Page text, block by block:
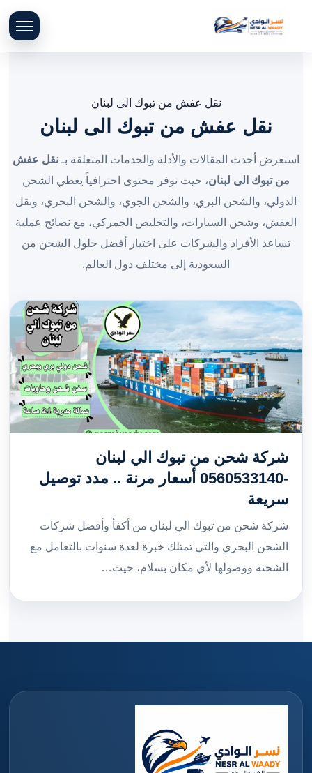
نقل عفش من تبوك الى لبنان
نقل عفش من تبوك الى لبنان
استعرض أحدث المقالات والأدلة والخدمات المتعلقة بـ نقل عفش
من تبوك الى لبنان، حيث نوفر محتوى احترافياً يغطي الشحن
الدولي، والشحن البري، والشحن الجوي، والشحن البحري، ونقل
العفش، وشحن السيارات، والتخليص الجمركي، مع نصائح عملية
تساعد الأفراد والشركات على اختيار أفضل حلول الشحن من
السعودية إلى مختلف دول العالم.
شركة شحن من تبوك الي لبنان
-0560533140 أسعار مرنة .. مدد توصيل
سريعة
شركة شحن من تبوك الي لبنان من أكفأ وأفضل شركات
الشحن البحري والتي تمتلك خبرة لعدة سنوات بالتعامل مع
الشحنة ووصولها لأي مكان بسلام، حيث…